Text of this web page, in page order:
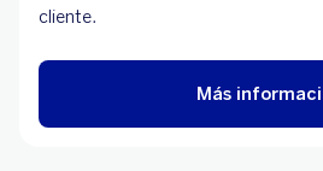
cliente.
Más